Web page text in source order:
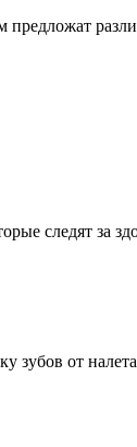
предложат
следят за
зубов от